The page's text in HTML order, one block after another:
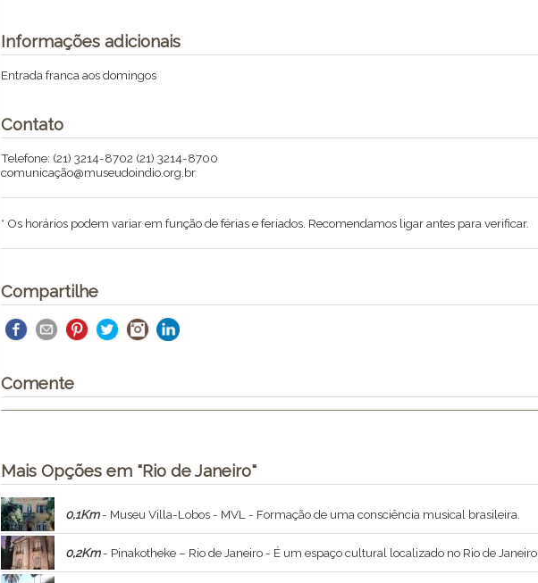
Informações adicionais
Entrada franca aos domingos
Contato
Telefone: (21) 3214-8702 (21) 3214-8700
comunicação@museudoindio.org.br
* Os horários podem variar em função de férias e feriados. Recomendamos ligar antes para verificar.
Compartilhe
Comente
Mais Opções em "Rio de Janeiro"
0,1Km- Museu Villa-Lobos - MVL - Formação de uma consciência musical brasileira.
0,2Km- Pinakotheke – Rio de Janeiro - É um espaço cultural localizado no Rio de Janeiro.